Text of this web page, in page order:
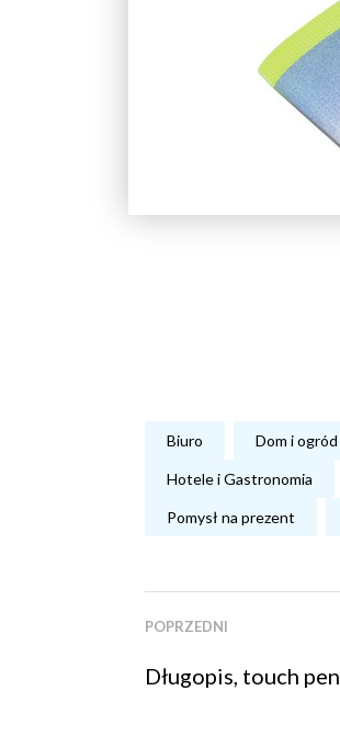
Biuro Dom i ogród
Hotele i Gastronomia
Pomysł na prezent
POPRZEDNI
Długopis, touch pen